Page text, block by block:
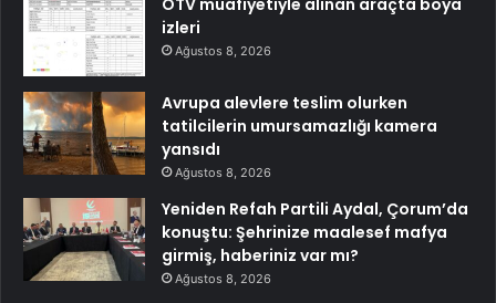
ÖTV muafiyetiyle alınan araçta boya
izleri
Ağustos 8, 2026
Avrupa alevlere teslim olurken
tatilcilerin umursamazlığı kamera
yansıdı
Ağustos 8, 2026
Yeniden Refah Partili Aydal, Çorum’da
konuştu: Şehrinize maalesef mafya
girmiş, haberiniz var mı?
Ağustos 8, 2026